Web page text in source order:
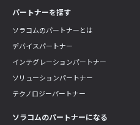
パートナーを探す
ソラコムのパートナーとは
デバイスパートナー
インテグレーションパートナー
ソリューションパートナー
テクノロジーパートナー
ソラコムのパートナーになる